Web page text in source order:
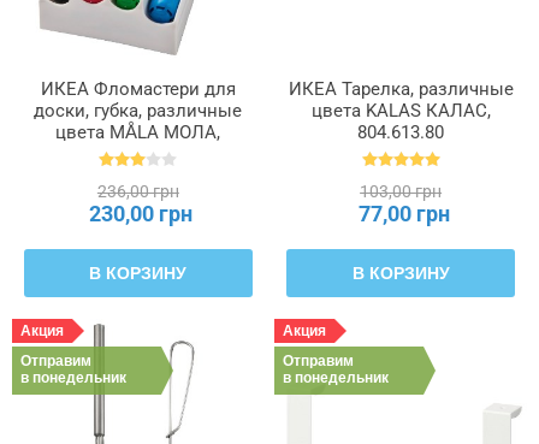
ИКЕА Фломастери для
доски, губка, различные
цвета MÅLA МОЛА,
504.565.92
236,00 грн
230,00 грн
В КОРЗИНУ
ИКЕА Тарелка, различные
цвета KALAS КАЛАС,
804.613.80
103,00 грн
77,00 грн
В КОРЗИНУ
Акция
Отправим
в понедельник
Акция
Отправим
в понедельник